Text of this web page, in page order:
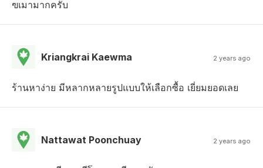
ฃ​เมามากครับ
Kriangkrai Kaewma 2 years ago
ร้านหาง่าย มีหลากหลายรูปแบบให้เลือกซื้อ เยี่ยมยอดเลย
Nattawat Poonchuay 2 years ago